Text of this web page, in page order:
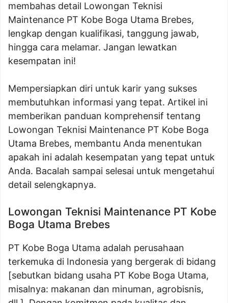
membahas detail Lowongan Teknisi
Maintenance PT Kobe Boga Utama Brebes,
lengkap dengan kualifikasi, tanggung jawab,
hingga cara melamar. Jangan lewatkan
kesempatan ini!
Mempersiapkan diri untuk karir yang sukses
membutuhkan informasi yang tepat. Artikel ini
memberikan panduan komprehensif tentang
Lowongan Teknisi Maintenance PT Kobe Boga
Utama Brebes, membantu Anda menentukan
apakah ini adalah kesempatan yang tepat untuk
Anda. Bacalah sampai selesai untuk mengetahui
detail selengkapnya.
Lowongan Teknisi Maintenance PT Kobe
Boga Utama Brebes
PT Kobe Boga Utama adalah perusahaan
terkemuka di Indonesia yang bergerak di bidang
[sebutkan bidang usaha PT Kobe Boga Utama,
misalnya: makanan dan minuman, agrobisnis,